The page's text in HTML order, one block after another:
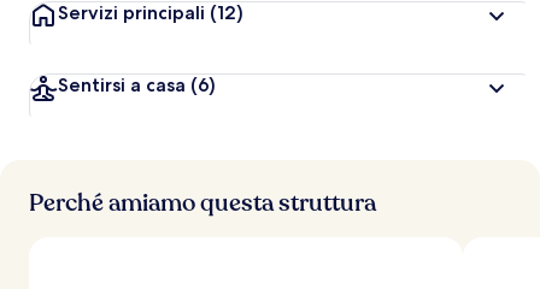
Servizi principali (12)
Sentirsi a casa (6)
Perché amiamo questa struttura